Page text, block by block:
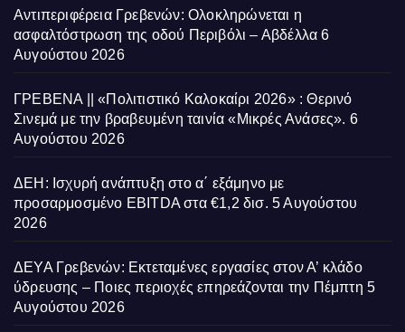
Αντιπεριφέρεια Γρεβενών: Ολοκληρώνεται η
ασφαλτόστρωση της οδού Περιβόλι – Αβδέλλα 6
Αυγούστου 2026
ΓΡΕΒΕΝΑ || «Πολιτιστικό Καλοκαίρι 2026» : Θερινό
Σινεμά με την βραβευμένη ταινία «Μικρές Ανάσες». 6
Αυγούστου 2026
ΔΕΗ: Ισχυρή ανάπτυξη στο α΄ εξάμηνο με
προσαρμοσμένο EBITDA στα €1,2 δισ. 5 Αυγούστου
2026
ΔΕΥΑ Γρεβενών: Εκτεταμένες εργασίες στον Α’ κλάδο
ύδρευσης – Ποιες περιοχές επηρεάζονται την Πέμπτη 5
Αυγούστου 2026